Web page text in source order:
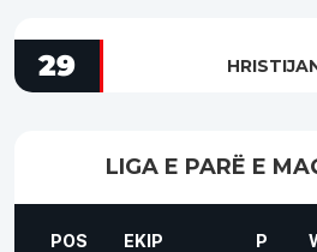
29
LIGA E PARË E
POS EKIP P